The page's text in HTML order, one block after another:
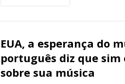
EUA, a esperança do
português diz que
sobre sua música